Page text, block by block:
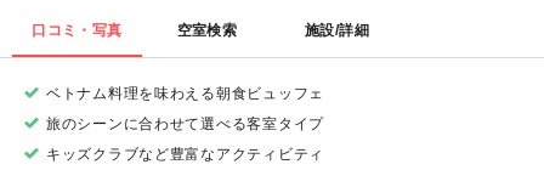
口コミ・写真 空室検索 施設/詳細
ベトナム料理を味わえる朝食ビュッフェ
旅のシーンに合わせて選べる客室タイプ
キッズクラブなど豊富なアクティビティ